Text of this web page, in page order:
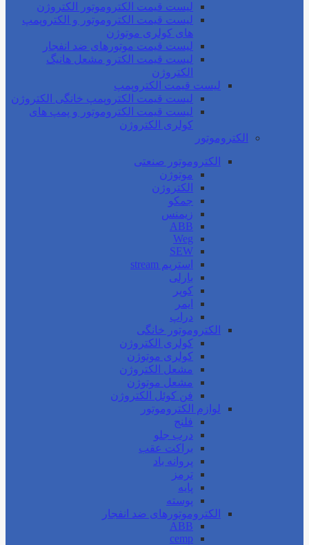
لیست قیمت الکتروموتور الکتروژن
لیست قیمت الکتروموتور و الکتروپمپ
های کولری موتوژن
لیست قیمت موتورهای ضد انفجار
لیست قیمت الکترو مشعل هانیگ
الکتروژن
لیست قیمت الکتروپمپ
لیست قیمت الکتروپمپ خانگی الکتروژن
لیست قیمت الکتروموتور و پمپ های
کولری الکتروژن
الکتروموتور
الکتروموتور صنعتی
موتوژن
الکتروژن
جمکو
زیمنس
ABB
Weg
SEW
استریم stream
بارلی
کوپر
ایمر
دراپ
الکتروموتور خانگی
کولری الکتروژن
کولری موتوژن
مشعل الکتروژن
مشعل موتوژن
فن کوئل الکتروژن
لوازم الکتروموتور
فلنج
درب جلو
براکت عقب
پروانه باد
ترمز
پایه
پوسته
الکتروموتورهای ضد انفجار
ABB
cemp